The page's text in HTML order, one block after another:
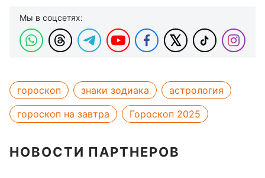
Мы в соцсетях:
гороскоп знаки зодиака
астрология
гороскоп на завтра
Гороскоп 2025
НОВОСТИ ПАРТНЕРОВ